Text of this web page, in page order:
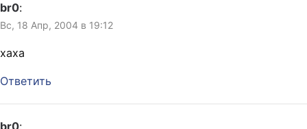
br0:
Вс, 18 Апр, 2004 в 19:12
хаха
Ответить